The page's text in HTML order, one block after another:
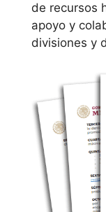
de recursos
apoyo y
divisiones y